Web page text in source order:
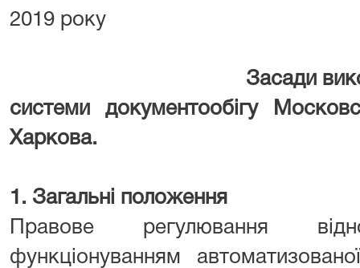
2019 року
Засади використання
системи документообігу
Харкова.
1. Загальні положення
Правове регулювання
функціонуванням